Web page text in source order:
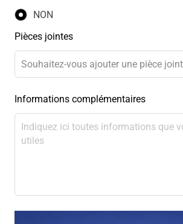
NON
Pièces jointes
Souhaitez-vous ajouter une pièce
Informations complémentaires